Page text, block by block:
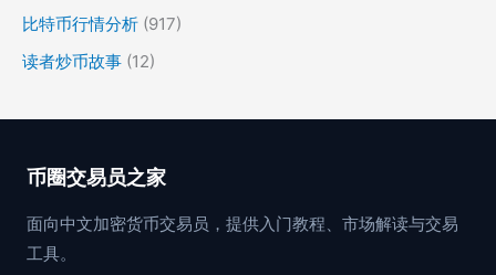
比特币行情分析 (917)
读者炒币故事 (12)
币圈交易员之家
面向中文加密货币交易员，提供入门教程、市场解读与交易
工具。